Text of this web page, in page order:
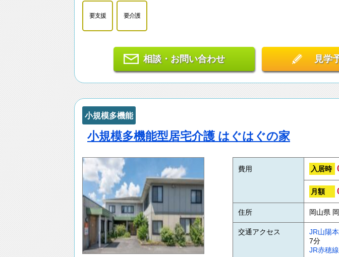
要支援 要介護
相談・お問い合わせ 見学
小規模多機能
小規模多機能型居宅介護 はぐはぐの家
費用 入居時
月額
住所 岡山県
交通アクセス JR山陽
7分
JR赤穂線